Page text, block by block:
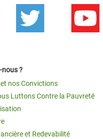
nous ?
nos Convictions
Luttons Contre la Pauvreté
et Redevabilité